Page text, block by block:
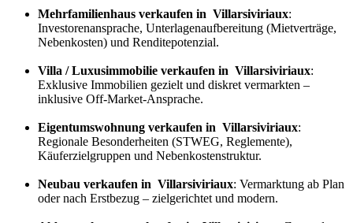
Mehrfamilienhaus verkaufen in Villarsiviriaux:
Investorenansprache, Unterlagenaufbereitung (Mietverträge,
Nebenkosten) und Renditepotenzial.
Villa / Luxusimmobilie verkaufen in Villarsiviriaux:
Exklusive Immobilien gezielt und diskret vermarkten –
inklusive Off-Market-Ansprache.
Eigentumswohnung verkaufen in Villarsiviriaux:
Regionale Besonderheiten (STWEG, Reglemente),
Käuferzielgruppen und Nebenkostenstruktur.
Neubau verkaufen in Villarsiviriaux: Vermarktung ab Plan
oder nach Erstbezug – zielgerichtet und modern.